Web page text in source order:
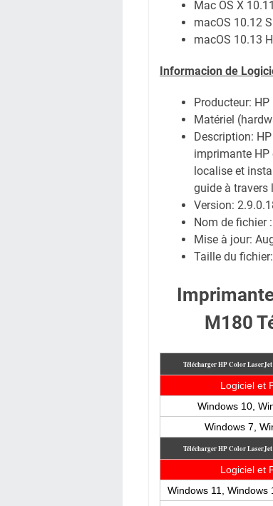
Mac OS X
macOS 10.12
macOS 10.13
Informacion de
Producteur: HP
Matériel
Description:
imprimante HP
localise et
guide à
Version:
Nom de fichier
Mise à jour:
Taille du
M180
Télécharger HP Color
Logiciel et
Windows 10,
Windows 7,
Télécharger HP Color
Logiciel et
Windows 11, Windows